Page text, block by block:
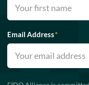
Email Address*